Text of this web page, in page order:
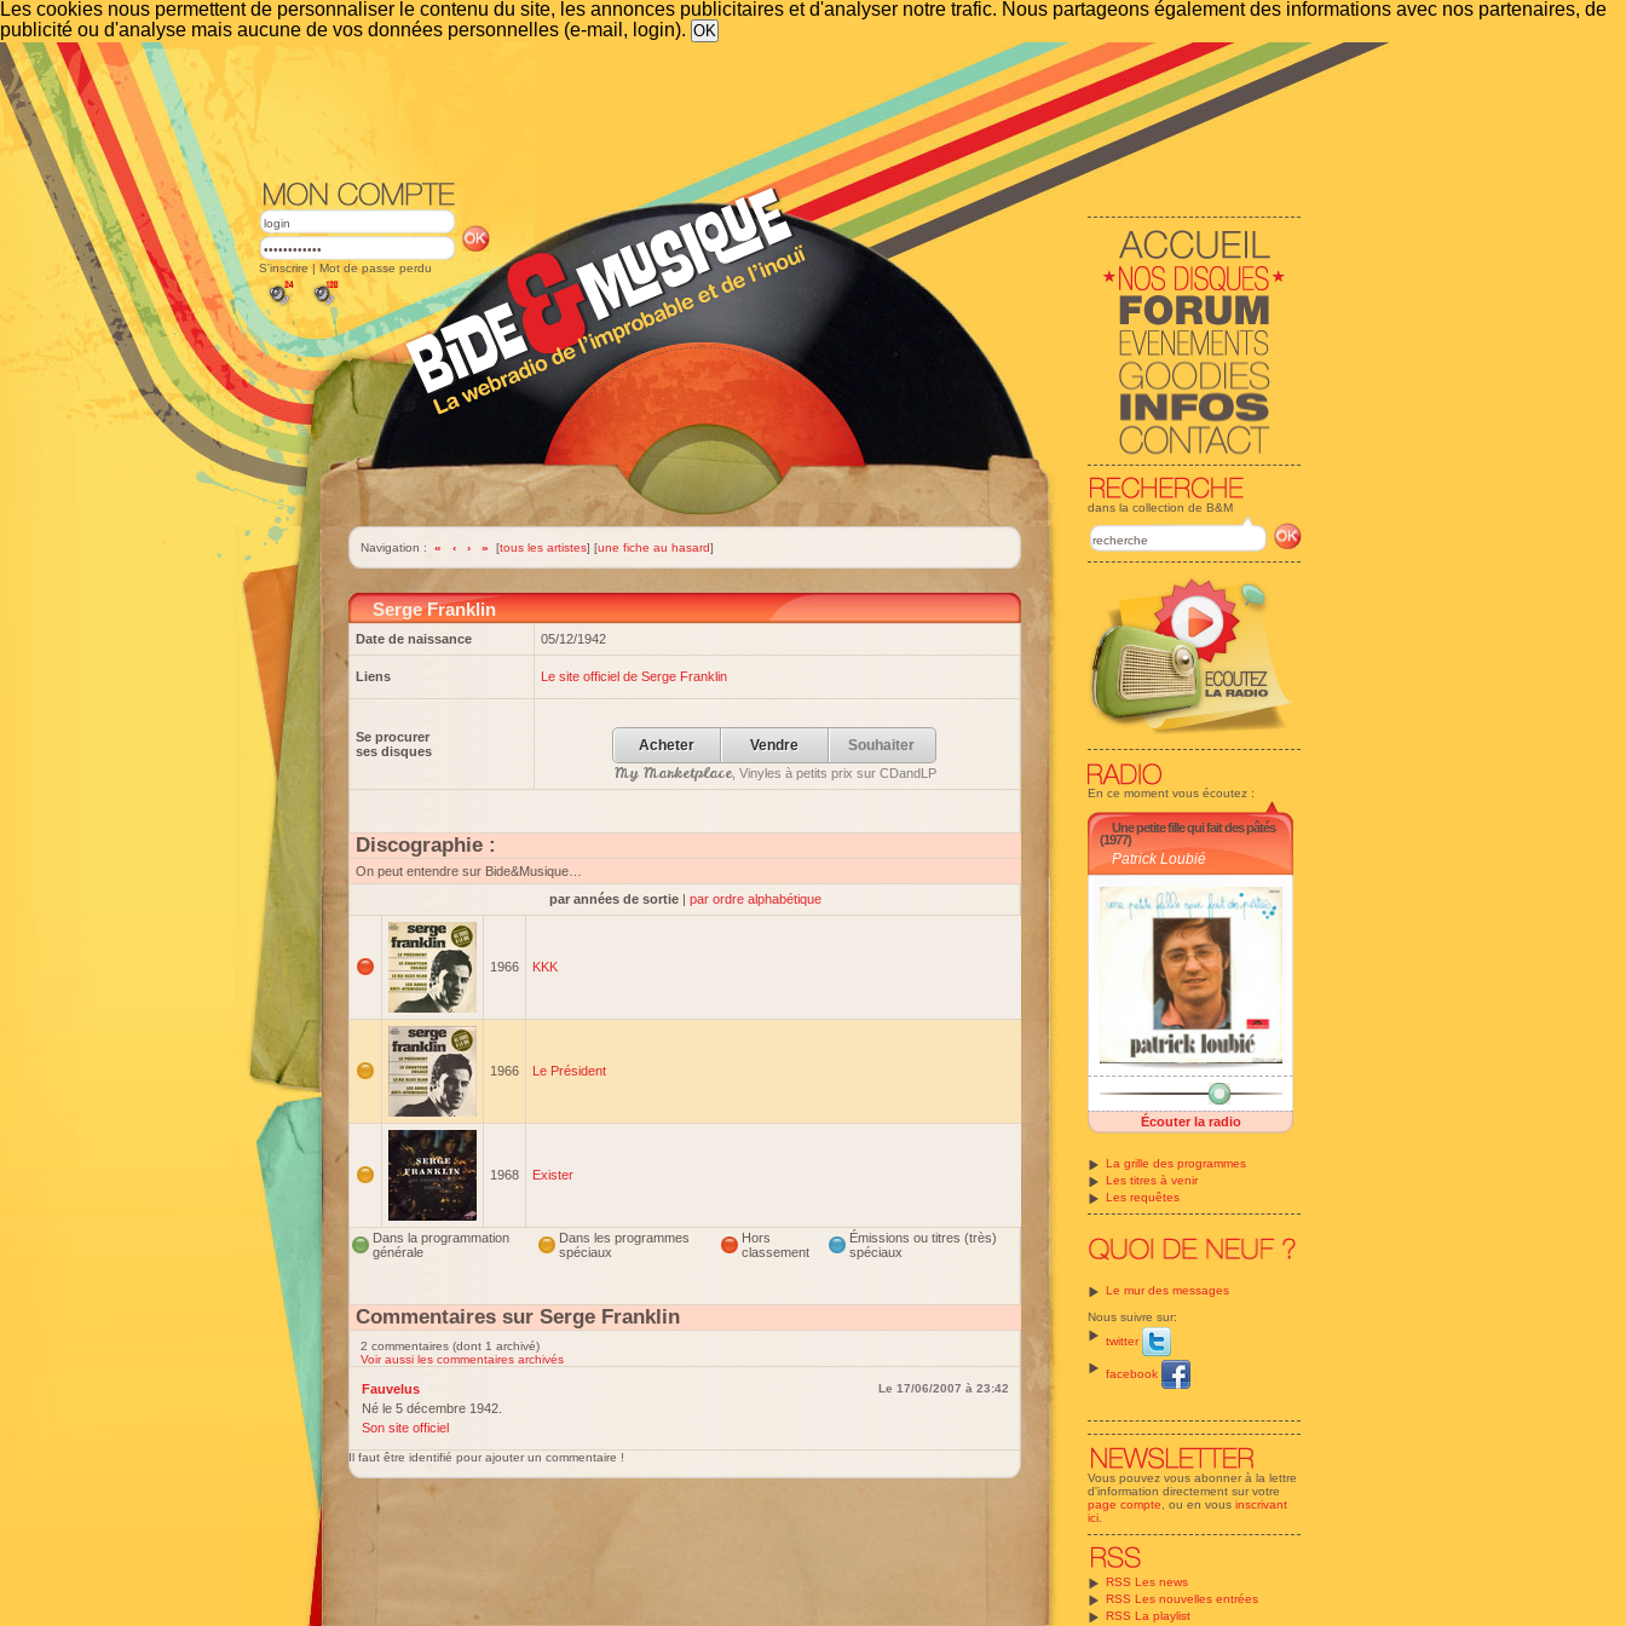
Les cookies nous permettent de personnaliser le contenu du site, les annonces publicitaires et d'analyser notre trafic. Nous partageons également des informations avec nos partenaires, de
publicité ou d'analyse mais aucune de vos données personnelles (e-mail, login).
dans la collection de B&M
En ce moment vous écoutez :
Une petite fille qui fait des pâtés
(1977)
Patrick Loubié
Écouter la radio
La grille des programmes
Les titres à venir
Les requêtes
Le mur des messages
Nous suivre sur:
twitter
facebook
Vous pouvez vous abonner à la lettre
d'information directement sur votre
page compte , ou en vous inscrivant
ici
RSS Les news
RSS Les nouvelles entrées
RSS La playlist
S'inscrire | Mot de passe perdu
Navigation : « ‹ › » [tous les artistes] [une fiche au hasard]
Serge Franklin
Date de naissance 05/12/1942
Liens Le site officiel de Serge Franklin
Se procurer
ses disques
Acheter Vendre Souhaiter
My Marketplace, Vinyles à petits prix sur CDandLP
Discographie :
On peut entendre sur Bide&Musique…
par années de sortie | par ordre alphabétique
1966 KKK
1966 Le Président
1968 Exister
Dans la programmation
générale
Dans les programmes
spéciaux
Hors
classement
Émissions ou titres (très)
spéciaux
Commentaires sur Serge Franklin
2 commentaires (dont 1 archivé)
Voir aussi les commentaires archivés
Fauvelus Le 17/06/2007 à 23:42
Né le 5 décembre 1942.
Son site officiel
Il faut être identifié pour ajouter un commentaire !